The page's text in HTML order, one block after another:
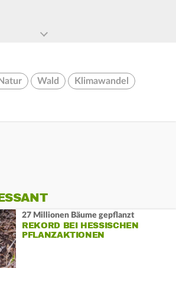
Natur Wald Klimawandel
27 Millionen Bäume gepflanzt
REKORD BEI HESSISCHEN
PFLANZAKTIONEN